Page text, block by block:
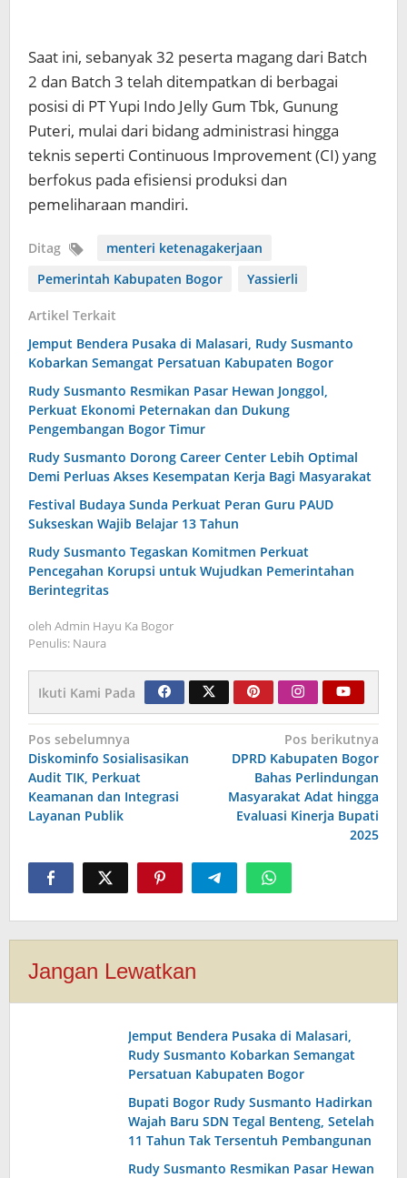
Saat ini, sebanyak 32 peserta magang dari Batch
2 dan Batch 3 telah ditempatkan di berbagai
posisi di PT Yupi Indo Jelly Gum Tbk, Gunung
Puteri, mulai dari bidang administrasi hingga
teknis seperti Continuous Improvement (CI) yang
berfokus pada efisiensi produksi dan
pemeliharaan mandiri.
Ditag
menteri ketenagakerjaan
Pemerintah Kabupaten Bogor
Yassierli
Artikel Terkait
Jemput Bendera Pusaka di Malasari, Rudy Susmanto
Kobarkan Semangat Persatuan Kabupaten Bogor
Rudy Susmanto Resmikan Pasar Hewan Jonggol,
Perkuat Ekonomi Peternakan dan Dukung
Pengembangan Bogor Timur
Rudy Susmanto Dorong Career Center Lebih Optimal
Demi Perluas Akses Kesempatan Kerja Bagi Masyarakat
Festival Budaya Sunda Perkuat Peran Guru PAUD
Sukseskan Wajib Belajar 13 Tahun
Rudy Susmanto Tegaskan Komitmen Perkuat
Pencegahan Korupsi untuk Wujudkan Pemerintahan
Berintegritas
oleh Admin Hayu Ka Bogor
Penulis: Naura
Ikuti Kami Pada
Navigasi
pos
Pos sebelumnya
Diskominfo Sosialisasikan
Audit TIK, Perkuat
Keamanan dan Integrasi
Layanan Publik
Pos berikutnya
DPRD Kabupaten Bogor
Bahas Perlindungan
Masyarakat Adat hingga
Evaluasi Kinerja Bupati
2025
Jangan Lewatkan
Jemput Bendera Pusaka di Malasari,
Rudy Susmanto Kobarkan Semangat
Persatuan Kabupaten Bogor
Bupati Bogor Rudy Susmanto Hadirkan
Wajah Baru SDN Tegal Benteng, Setelah
11 Tahun Tak Tersentuh Pembangunan
Rudy Susmanto Resmikan Pasar Hewan